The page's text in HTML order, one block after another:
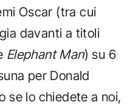
Oscar (tra cui
davanti a titoli
Elephant Man) su 6
per Donald
se lo chiedete a noi,